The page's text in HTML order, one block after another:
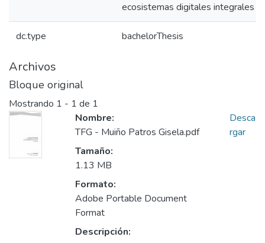
ecosistemas digitales integrales
dc.type bachelorThesis
Archivos
Bloque original
Mostrando 1 - 1 de 1
Nombre:
TFG - Muiño Patros Gisela.pdf
Tamaño:
1.13 MB
Formato:
Adobe Portable Document
Format
Descripción:
Desca
rgar